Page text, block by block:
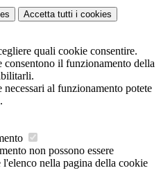
Accetta tutti i cookies
quali cookie consentire.
consentono il funzionamento della
al funzionamento potete
.
non possono essere
nella pagina della cookie